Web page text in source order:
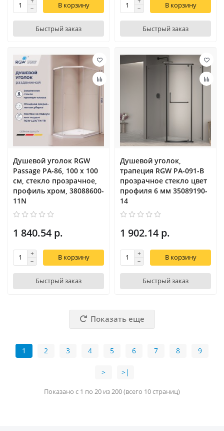
В корзину
Быстрый заказ
В корзину
Быстрый заказ
Душевой уголок RGW
Passage PA-86, 100 х 100
см, стекло прозрачное,
профиль хром, 38088600-
11N
1 840.54 р.
В корзину
Быстрый заказ
Душевой уголок,
трапеция RGW PA-091-B
прозрачное cтекло цвет
профиля 6 мм 35089190-
14
1 902.14 р.
В корзину
Быстрый заказ
Показать еще
1 2 3 4 5 6 7 8 9
> >|
Показано с 1 по 20 из 200 (всего 10 страниц)